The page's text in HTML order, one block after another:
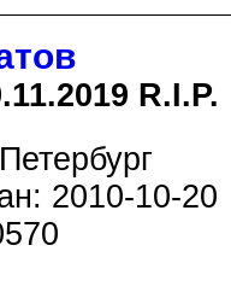
R.I.P.
2010-10-20